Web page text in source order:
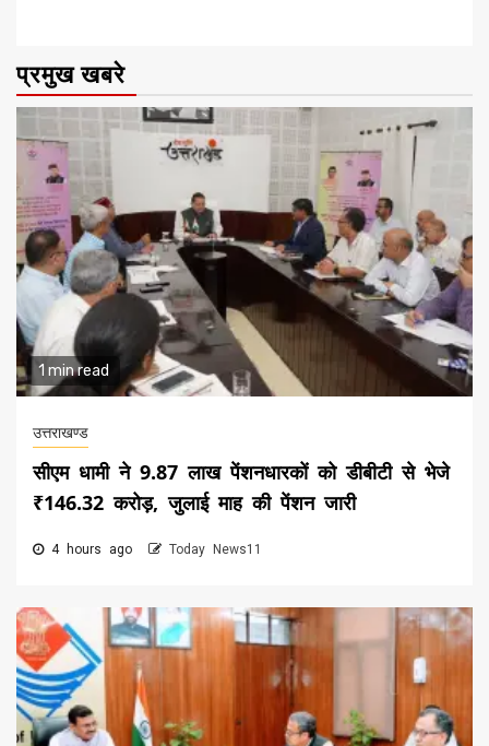
प्रमुख खबरे
1 min read
उत्तराखण्ड
सीएम धामी ने 9.87 लाख पेंशनधारकों को डीबीटी से भेजे
₹146.32 करोड़, जुलाई माह की पेंशन जारी
4 hours ago Today News11